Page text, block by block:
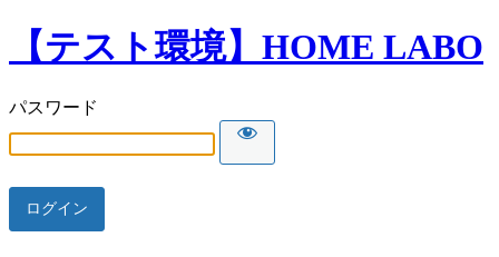
【テスト環境】HOME LABO
パスワード